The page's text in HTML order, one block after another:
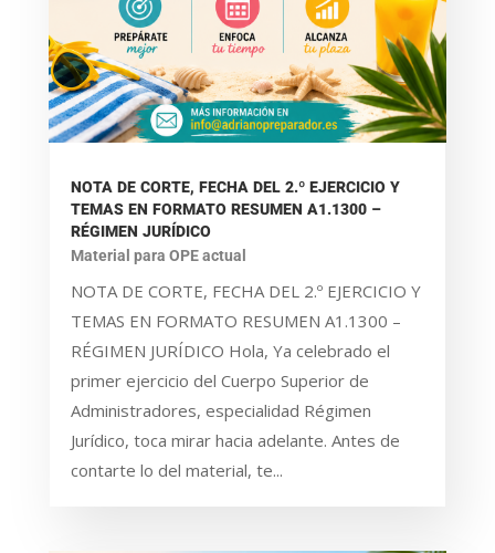
NOTA DE CORTE, FECHA DEL 2.º EJERCICIO Y
TEMAS EN FORMATO RESUMEN A1.1300 –
RÉGIMEN JURÍDICO
Material para OPE actual
NOTA DE CORTE, FECHA DEL 2.º EJERCICIO Y
TEMAS EN FORMATO RESUMEN A1.1300 –
RÉGIMEN JURÍDICO Hola, Ya celebrado el
primer ejercicio del Cuerpo Superior de
Administradores, especialidad Régimen
Jurídico, toca mirar hacia adelante. Antes de
contarte lo del material, te...